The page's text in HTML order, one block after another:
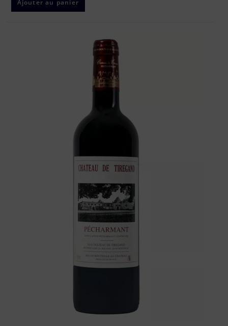
Ajouter au panier